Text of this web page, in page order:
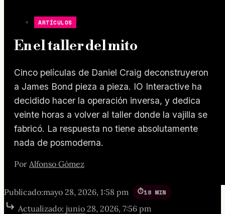
ARTÍCULOS
En el taller del mito
Cinco películas de Daniel Craig deconstruyeron
a James Bond pieza a pieza. IO Interactive ha
decidido hacer la operación inversa, y dedica
veinte horas a volver al taller donde la vajilla se
fabricó. La respuesta no tiene absolutamente
nada de posmoderna.
Por Alfonso Gómez
Publicado:mayo 28, 2026, 1:58 pm 18 MIN
Actualizado: junio 28, 2026, 7:56 pm